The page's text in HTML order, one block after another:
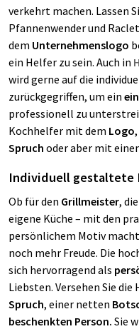
verkehrt machen. Lassen
Pfannenwender und
dem Unternehmenslogo
ein Helfer zu sein. Auch in
wird gerne auf die
zurückgegriffen, um ein
professionell zu
Kochhelfer mit dem Logo
Spruch oder aber mit
Individuell gestaltete
Ob für den Grillmeister, die
eigene Küche – mit den
persönlichem Motiv
noch mehr Freude. Die
sich hervorragend als
Liebsten. Versehen Sie
Spruch, einer netten
beschenkten Person. Sie